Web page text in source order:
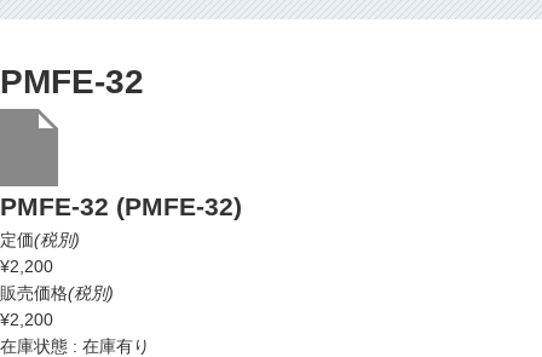
PMFE-32
PMFE-32 (PMFE-32)
定価(税別)
¥2,200
販売価格(税別)
¥2,200
在庫状態 : 在庫有り